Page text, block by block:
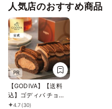
しケーキ
人気店のおすすめ商品
PR
【GODIVA】【送料
込】ゴディバ チョコ
レートロールケーキ
4.7 (30)